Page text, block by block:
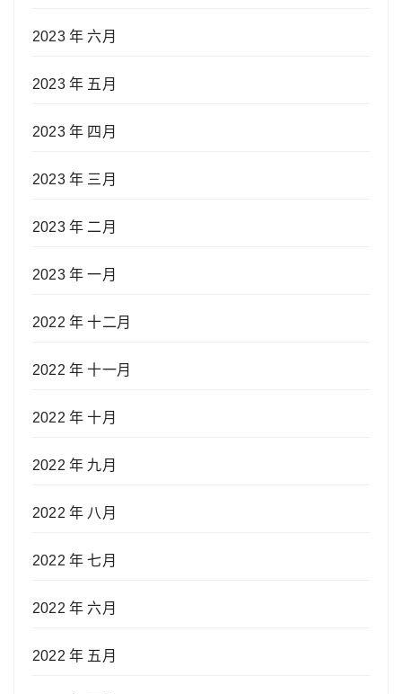
2023 年 六月
2023 年 五月
2023 年 四月
2023 年 三月
2023 年 二月
2023 年 一月
2022 年 十二月
2022 年 十一月
2022 年 十月
2022 年 九月
2022 年 八月
2022 年 七月
2022 年 六月
2022 年 五月